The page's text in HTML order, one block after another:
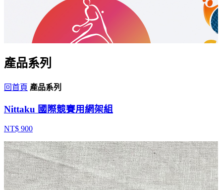
產品系列
回首頁 產品系列
Nittaku 國際競賽用網架組
NT$ 900